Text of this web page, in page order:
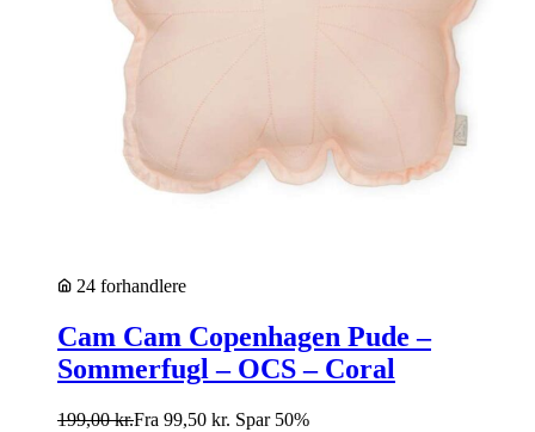
24 forhandlere
Cam Cam Copenhagen Pude –
Sommerfugl – OCS – Coral
199,00kr.Fra 99,50 kr. Spar 50%